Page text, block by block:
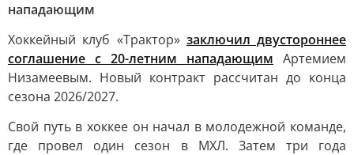
нападающим
Хоккейный клуб «Трактор» заключил двустороннее
соглашение с 20-летним нападающим Артемием
Низамеевым. Новый контракт рассчитан до конца
сезона 2026/2027.
Свой путь в хоккее он начал в молодежной команде,
где провел один сезон в МХЛ. Затем три года